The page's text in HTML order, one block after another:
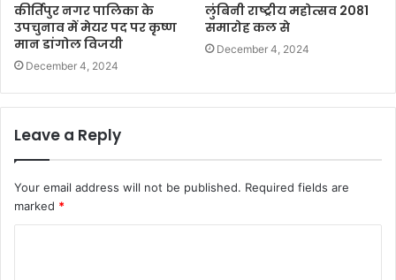
कीर्तिपुर नगर पालिका के
उपचुनाव में मेयर पद पर कृष्ण
मान डांगोल विजयी
December 4, 2024
लुंबिनी राष्ट्रीय महोत्सव 2081
समारोह कल से
December 4, 2024
Leave a Reply
Your email address will not be published. Required fields are
marked *